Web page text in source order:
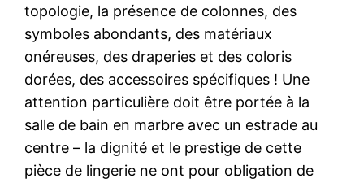
topologie, la présence de colonnes, des
symboles abondants, des matériaux
onéreuses, des draperies et des coloris
dorées, des accessoires spécifiques ! Une
attention particulière doit être portée à la
salle de bain en marbre avec un estrade au
centre – la dignité et le prestige de cette
pièce de lingerie ne ont pour obligation de